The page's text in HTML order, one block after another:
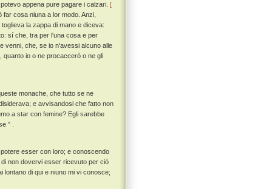
appena pure pagare i calzari. [
cosa niuna a lor modo. Anzi,
la zappa di mano e diceva:
sí che, tra per l'una cosa e per
venni, che, se io n'avessi alcuno alle
quanto io o ne procaccerò o ne gli
monache, che tutto se ne
e avvisandosi che fatto non
a star con femine? Egli sarebbe
” .
esser con loro; e conoscendo
non dovervi esser ricevuto per ciò
lontano di qui e niuno mi vi conosce;